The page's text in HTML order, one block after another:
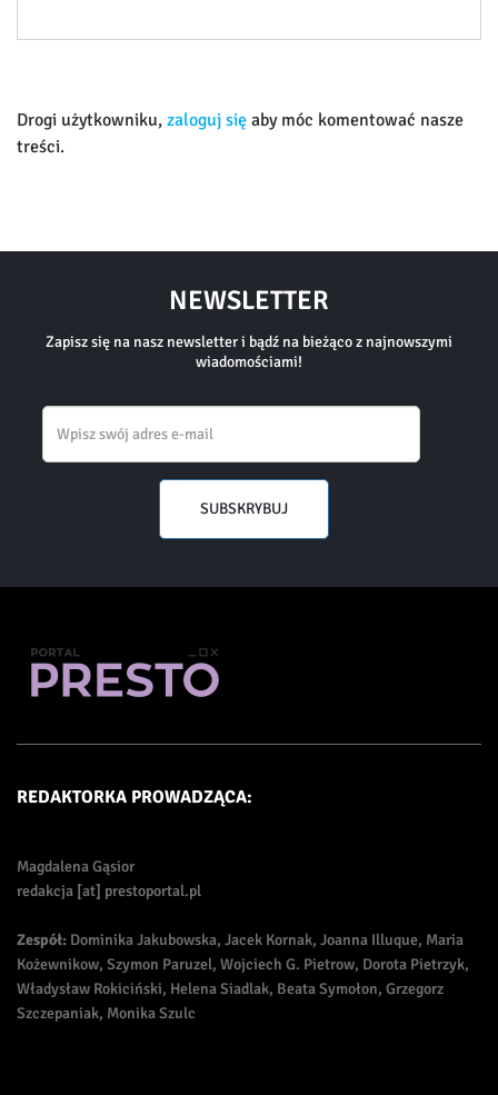
Drogi użytkowniku, zaloguj się aby móc komentować nasze
treści.
NEWSLETTER
Zapisz się na nasz newsletter i bądź na bieżąco z najnowszymi
wiadomościami!
SUBSKRYBUJ
REDAKTORKA PROWADZĄCA:
Magdalena Gąsior
redakcja [at] prestoportal.pl
Zespół: Dominika Jakubowska, Jacek Kornak, Joanna Illuque, Maria
Kożewnikow, Szymon Paruzel, Wojciech G. Pietrow, Dorota Pietrzyk,
Władysław Rokiciński, Helena Siadlak, Beata Symołon, Grzegorz
Szczepaniak, Monika Szulc